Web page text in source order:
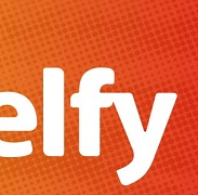
Primitiva
El Gordo
Euromillones
Loteria
Once
PUBLICIDAD